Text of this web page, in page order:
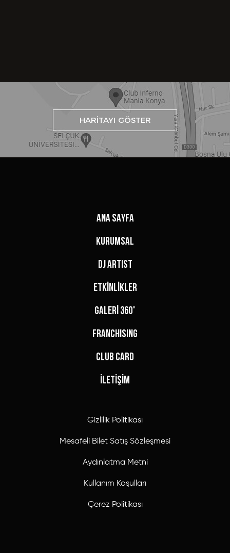
HARİTAYI GÖSTER
ANA SAYFA
KURUMSAL
DJ ARTIST
ETKİNLİKLER
GALERİ 360°
FRANCHISING
CLUB CARD
İLETİŞİM
Gizlilik Politikası
Mesafeli Bilet Satış Sözleşmesi
Aydınlatma Metni
Kullanım Koşulları
Çerez Politikası